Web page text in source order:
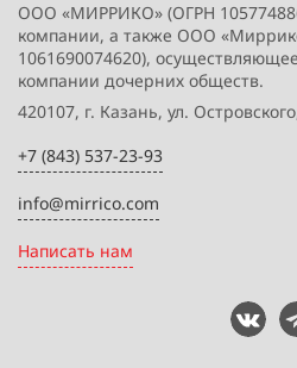
ООО «МИРРИКО» (ОГРН
компании, а также ООО
1061690074620),
компании дочерних обществ.
420107, г. Казань, ул.
+7 (843) 537-23-93
info@mirrico.com
Написать нам